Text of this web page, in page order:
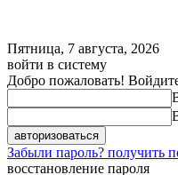
Пятница, 7 августа, 2026
войти в систему
Добро пожаловать!
Забыли пароль? получить
восстановление пароля